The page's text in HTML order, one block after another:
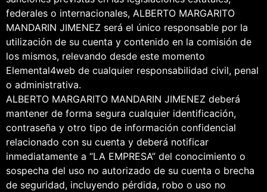
federales o internacionales, ALBERTO MARGARITO
MANDARIN JIMENEZ será el único responsable por la
utilización de su cuenta y contenido en la comisión de
los mismos, relevando desde este momento
Elemental4web de cualquier responsabilidad civil, penal
o administrativa.
ALBERTO MARGARITO MANDARIN JIMENEZ deberá
mantener de forma segura cualquier identificación,
contraseña y otro tipo de información confidencial
relacionado con su cuenta y deberá notificar
inmediatamente a “LA EMPRESA” del conocimiento o
sospecha del uso no autorizado de su cuenta o brecha
de seguridad, incluyendo pérdida, robo o uso no